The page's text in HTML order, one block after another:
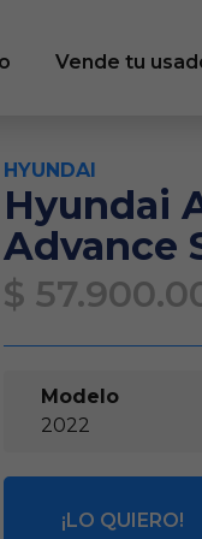
Vende tu
HYUNDAI
Hyundai
Advance
$
Modelo
2022
¡LO QUIERO!